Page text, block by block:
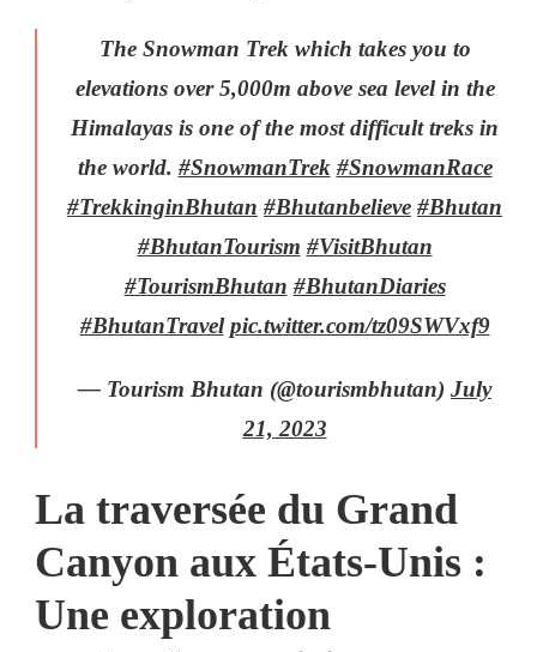
The Snowman Trek which takes you to
elevations over 5,000m above sea level in the
Himalayas is one of the most difficult treks in
the world. #SnowmanTrek #SnowmanRace
#TrekkinginBhutan #Bhutanbelieve #Bhutan
#BhutanTourism #VisitBhutan
#TourismBhutan #BhutanDiaries
#BhutanTravel pic.twitter.com/tz09SWVxf9
— Tourism Bhutan (@tourismbhutan) July
21, 2023
La traversée du Grand
Canyon aux États-Unis :
Une exploration